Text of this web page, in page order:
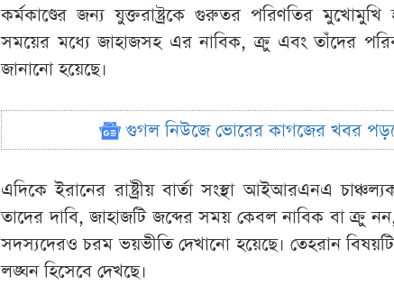
কর্মকাণ্ডের জন্য যুক্তরাষ্ট্রকে গুরুতর পরিণতির
সময়ের মধ্যে জাহাজসহ এর নাবিক, ক্রু এবং তাঁদের
জানানো হয়েছে।
গুগল নিউজে ভোরের কাগজের খবর
এদিকে ইরানের রাষ্ট্রীয় বার্তা সংস্থা আইআরএনএ
তাদের দাবি, জাহাজটি জব্দের সময় কেবল নাবিক বা ক্রু
সদস্যদেরও চরম ভয়ভীতি দেখানো হয়েছে। তেহরান
লঙ্ঘন হিসেবে দেখছে।